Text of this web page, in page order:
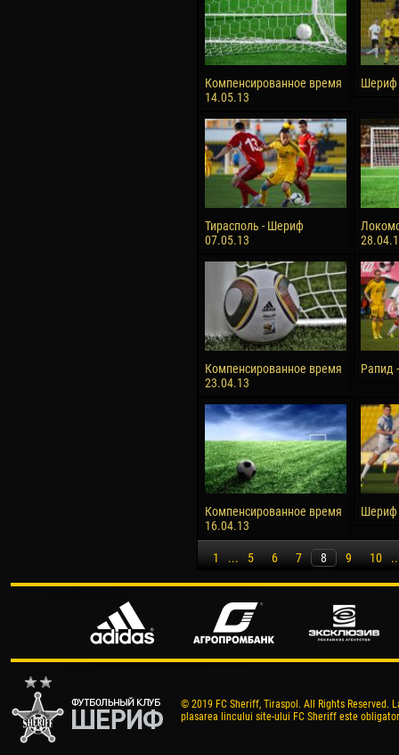
Компенсированное время
14.05.13
Шериф
Тирасполь - Шериф
07.05.13
Компенсированное время
23.04.13
Рапид
Компенсированное время
16.04.13
Шериф
1 ... 5 6 7 8 9 10
© 2019 FC Sheriff, Tiraspol. All Rights
plasarea lincului site-ului FC Sheriff este